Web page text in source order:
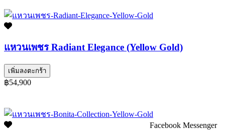
แหวนเพชร Radiant Elegance (Yellow Gold)
เพิ่มลงตะกร้า
฿54,900
Facebook Messenger